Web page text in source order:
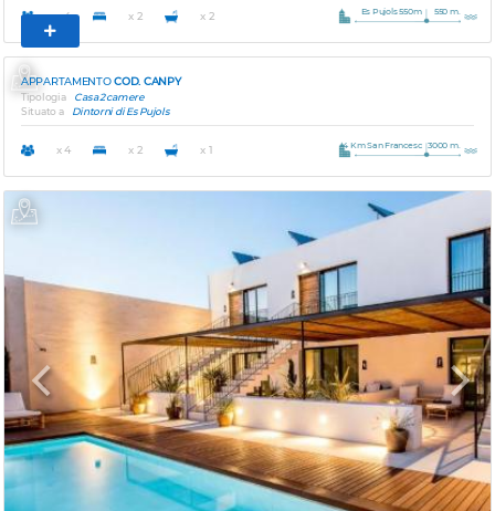
x 4 x 2 x 2 Es Pujols 550m 550 m.
APPARTAMENTOCOD. CANPY
Tipologia
Casa 2 camere
Situato a
Dintorni di Es Pujols
x 4 x 2 x 1 4 Km San Francesc 3000 m.
Previous Next